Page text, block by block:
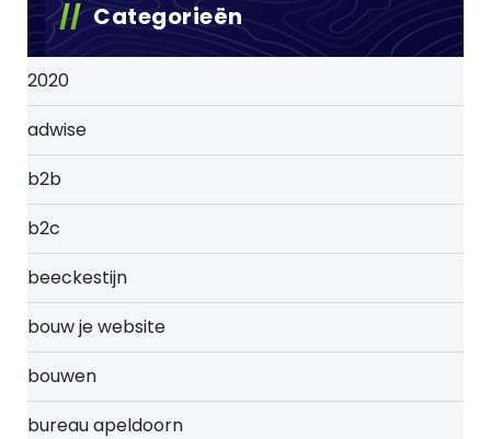
Categorieën
2020
adwise
b2b
b2c
beeckestijn
bouw je website
bouwen
bureau apeldoorn